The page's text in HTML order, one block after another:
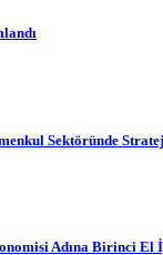
Sektöründe
Adına Birinci El